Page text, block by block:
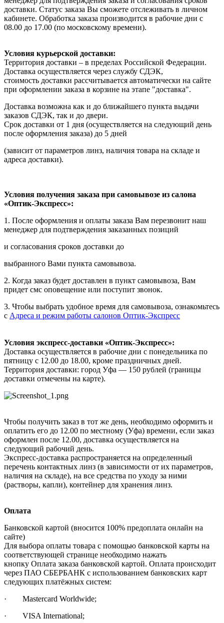
доставки. Статус заказа Вы сможете отслеживать в личном
кабинете. Обработка заказа производится в рабочие дни с
08.00 до 17.00 (по московскому времени).
Условия курьерской доставки:
Территория доставки – в пределах Российской Федерации.
Доставка осуществляется через службу СДЭК,
стоимость доставки рассчитывается автоматически на сайте
при оформлении заказа в корзине на этапе "доставка".
Доставка возможна как и до ближайшего пункта выдачи
заказов СДЭК, так и до двери.
Срок доставки от 1 дня (осуществляется на следующий день
после оформления заказа) до 5 дней
(зависит от параметров линз, наличия товара на складе и
адреса доставки).
Условия получения заказа при самовывозе из салона
«Оптик-Экспресс»:
1. После оформления и оплаты заказа Вам перезвонит наш
менеджер для подтверждения заказанных позиций
и согласования сроков доставки до
выбранного Вами пункта самовывоза.
2. Когда заказ будет доставлен в пункт самовывоза, Вам
придет смс оповещение или поступит звонок.
3. Чтобы выбрать удобное время для самовывоза, ознакомьтесь
с Адреса и режим работы салонов Оптик-Экспресс
Условия экспресс-доставки «Оптик-Экспресс»:
Доставка осуществляется в рабочие дни с понедельника по
пятницу с 12.00 до 18.00, кроме праздничных дней.
Территория доставки: город Уфа — 150 рублей (границы
доставки отмечены на карте).
Чтобы получить заказ в тот же день, необходимо оформить и
оплатить его до 12.00 по местному (Уфа) времени, если заказ
оформлен после 12.00, доставка осуществляется на
следующий рабочий день.
Экспресс-доставка распространяется на определенный
перечень контактных линз (в зависимости от их параметров,
наличия на складе), на все средства по уходу за ними
(растворы, капли), контейнер для хранения линз.
Оплата
Банковской картой (вносится 100% предоплата онлайн на
сайте)
Для выбора оплаты товара с помощью банковской карты на
соответствующей странице необходимо нажать
кнопку Оплата заказа банковской картой. Оплата происходит
через ПАО СБЕРБАНК с использованием банковских карт
следующих платёжных систем:
· Mastercard Worldwide;
· VISA International;